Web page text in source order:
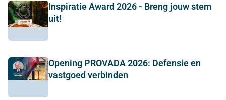
Inspiratie Award 2026 - Breng jouw stem
uit!
Opening PROVADA 2026: Defensie en
vastgoed verbinden